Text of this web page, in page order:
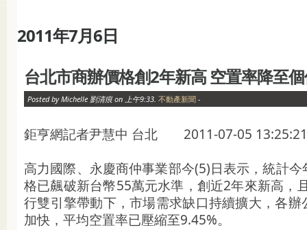
2011年7月6日
台北市商辦價格創2年新高 空置率降至
Posted by Michelle 劉清痕 on 上午9:33. 不動產新聞 -
鉅亨網記者尹慧中 台北 2011-07-05 13:25:21
高力國際、永慶商仲事業部今(5)日表示，統計
格已飆破新台幣55萬元水準，創近2年來新高，
行雙引擎帶動下，市場需求缺口持續擴大，各
加快，平均空置率已壓縮至9.45%。